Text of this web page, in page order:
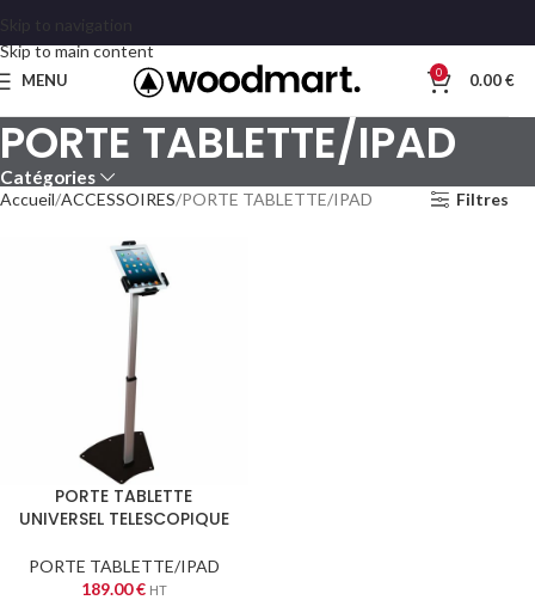
Skip to main content
MENU 0 0.00€
PORTE TABLETTE/IPAD
Catégories
Accueil ACCESSOIRES PORTE TABLETTE/IPAD Filtres
PORTE TABLETTE
UNIVERSEL TELESCOPIQUE
PORTE TABLETTE/IPAD
189.00€ HT